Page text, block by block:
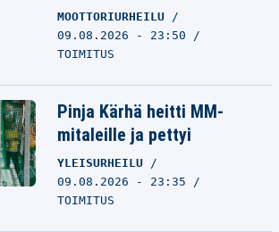
MOOTTORIURHEILU
09.08.2026 - 23:50
TOIMITUS
Pinja Kärhä heitti MM-
mitaleille ja pettyi
YLEISURHEILU
09.08.2026 - 23:35
TOIMITUS